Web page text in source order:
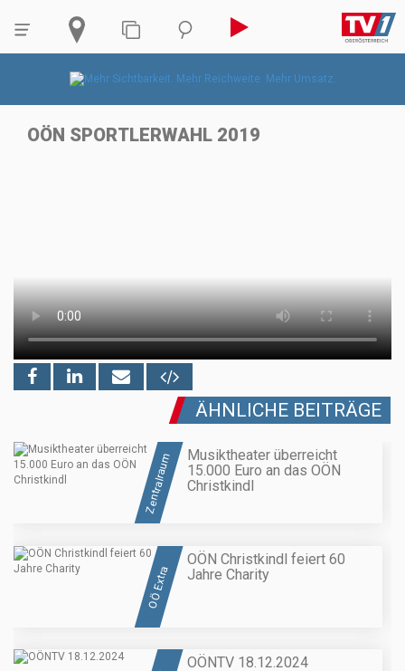
OÖN SPORTLERWAHL 2019
ÄHNLICHE BEITRÄGE
Zentralraum
Musiktheater überreicht
15.000 Euro an das OÖN
Christkindl
OÖ Extra
OÖN Christkindl feiert 60
Jahre Charity
OÖNTV 18.12.2024